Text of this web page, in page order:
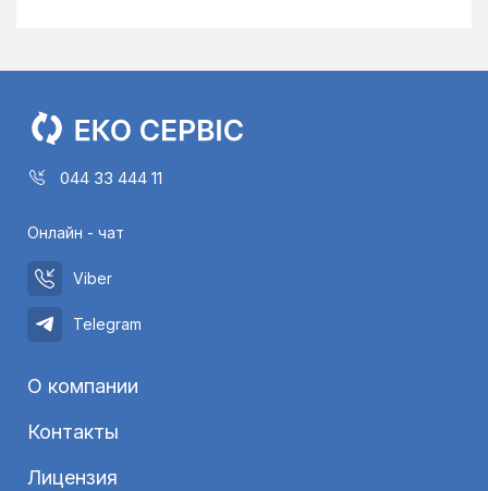
044 33 444 11
Онлайн - чат
Viber
Telegram
О компании
Контакты
Лицензия